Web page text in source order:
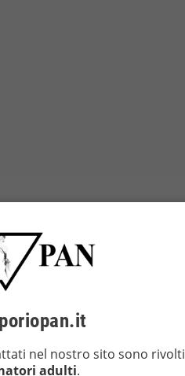
nel nostro sito sono rivolti
adulti.